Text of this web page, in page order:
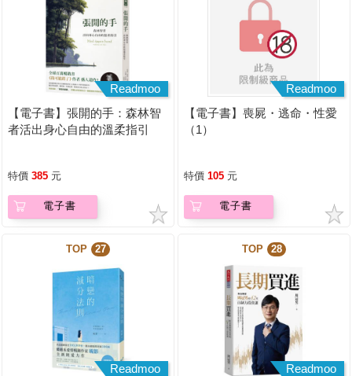
Readmoo
【電子書】張開的手：森林智
者活出身心自由的溫柔指引
特價 385 元
電子書
Readmoo
【電子書】喪屍・逃命・性愛
（1）
特價 105 元
電子書
TOP 27
Readmoo
TOP 28
Readmoo